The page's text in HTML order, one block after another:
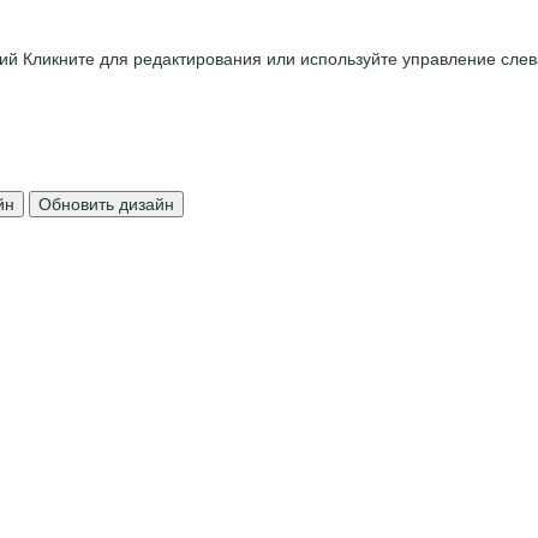
Кликните для редактирования или используйте управление
Обновить дизайн